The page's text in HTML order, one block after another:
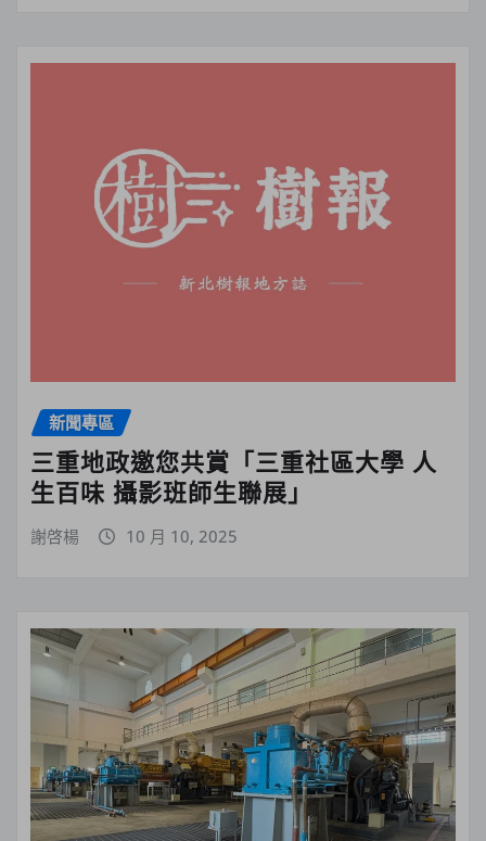
新聞專區
三重地政邀您共賞「三重社區大學 人
生百味 攝影班師生聯展」
謝啓楊 10 月 10, 2025